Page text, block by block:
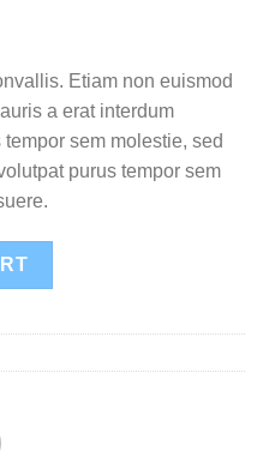
Etiam non euismod
a erat interdum
sem molestie, sed
purus tempor sem